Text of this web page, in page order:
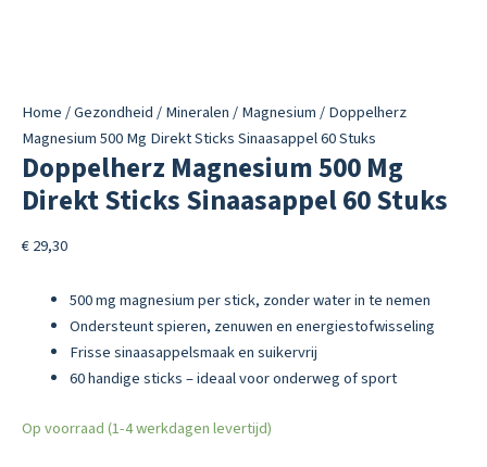
Home/Gezondheid/Mineralen/Magnesium/ Doppelherz
Magnesium 500 Mg Direkt Sticks Sinaasappel 60 Stuks
Doppelherz Magnesium 500 Mg
Direkt Sticks Sinaasappel 60 Stuks
€29,30
500 mg magnesium per stick, zonder water in te nemen
Ondersteunt spieren, zenuwen en energiestofwisseling
Frisse sinaasappelsmaak en suikervrij
60 handige sticks – ideaal voor onderweg of sport
Op voorraad (1-4 werkdagen levertijd)